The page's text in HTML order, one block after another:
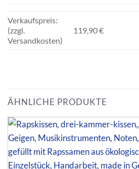
Verkaufspreis:
(zzgl.
Versandkosten)
119,90 €
ÄHNLICHE PRODUKTE